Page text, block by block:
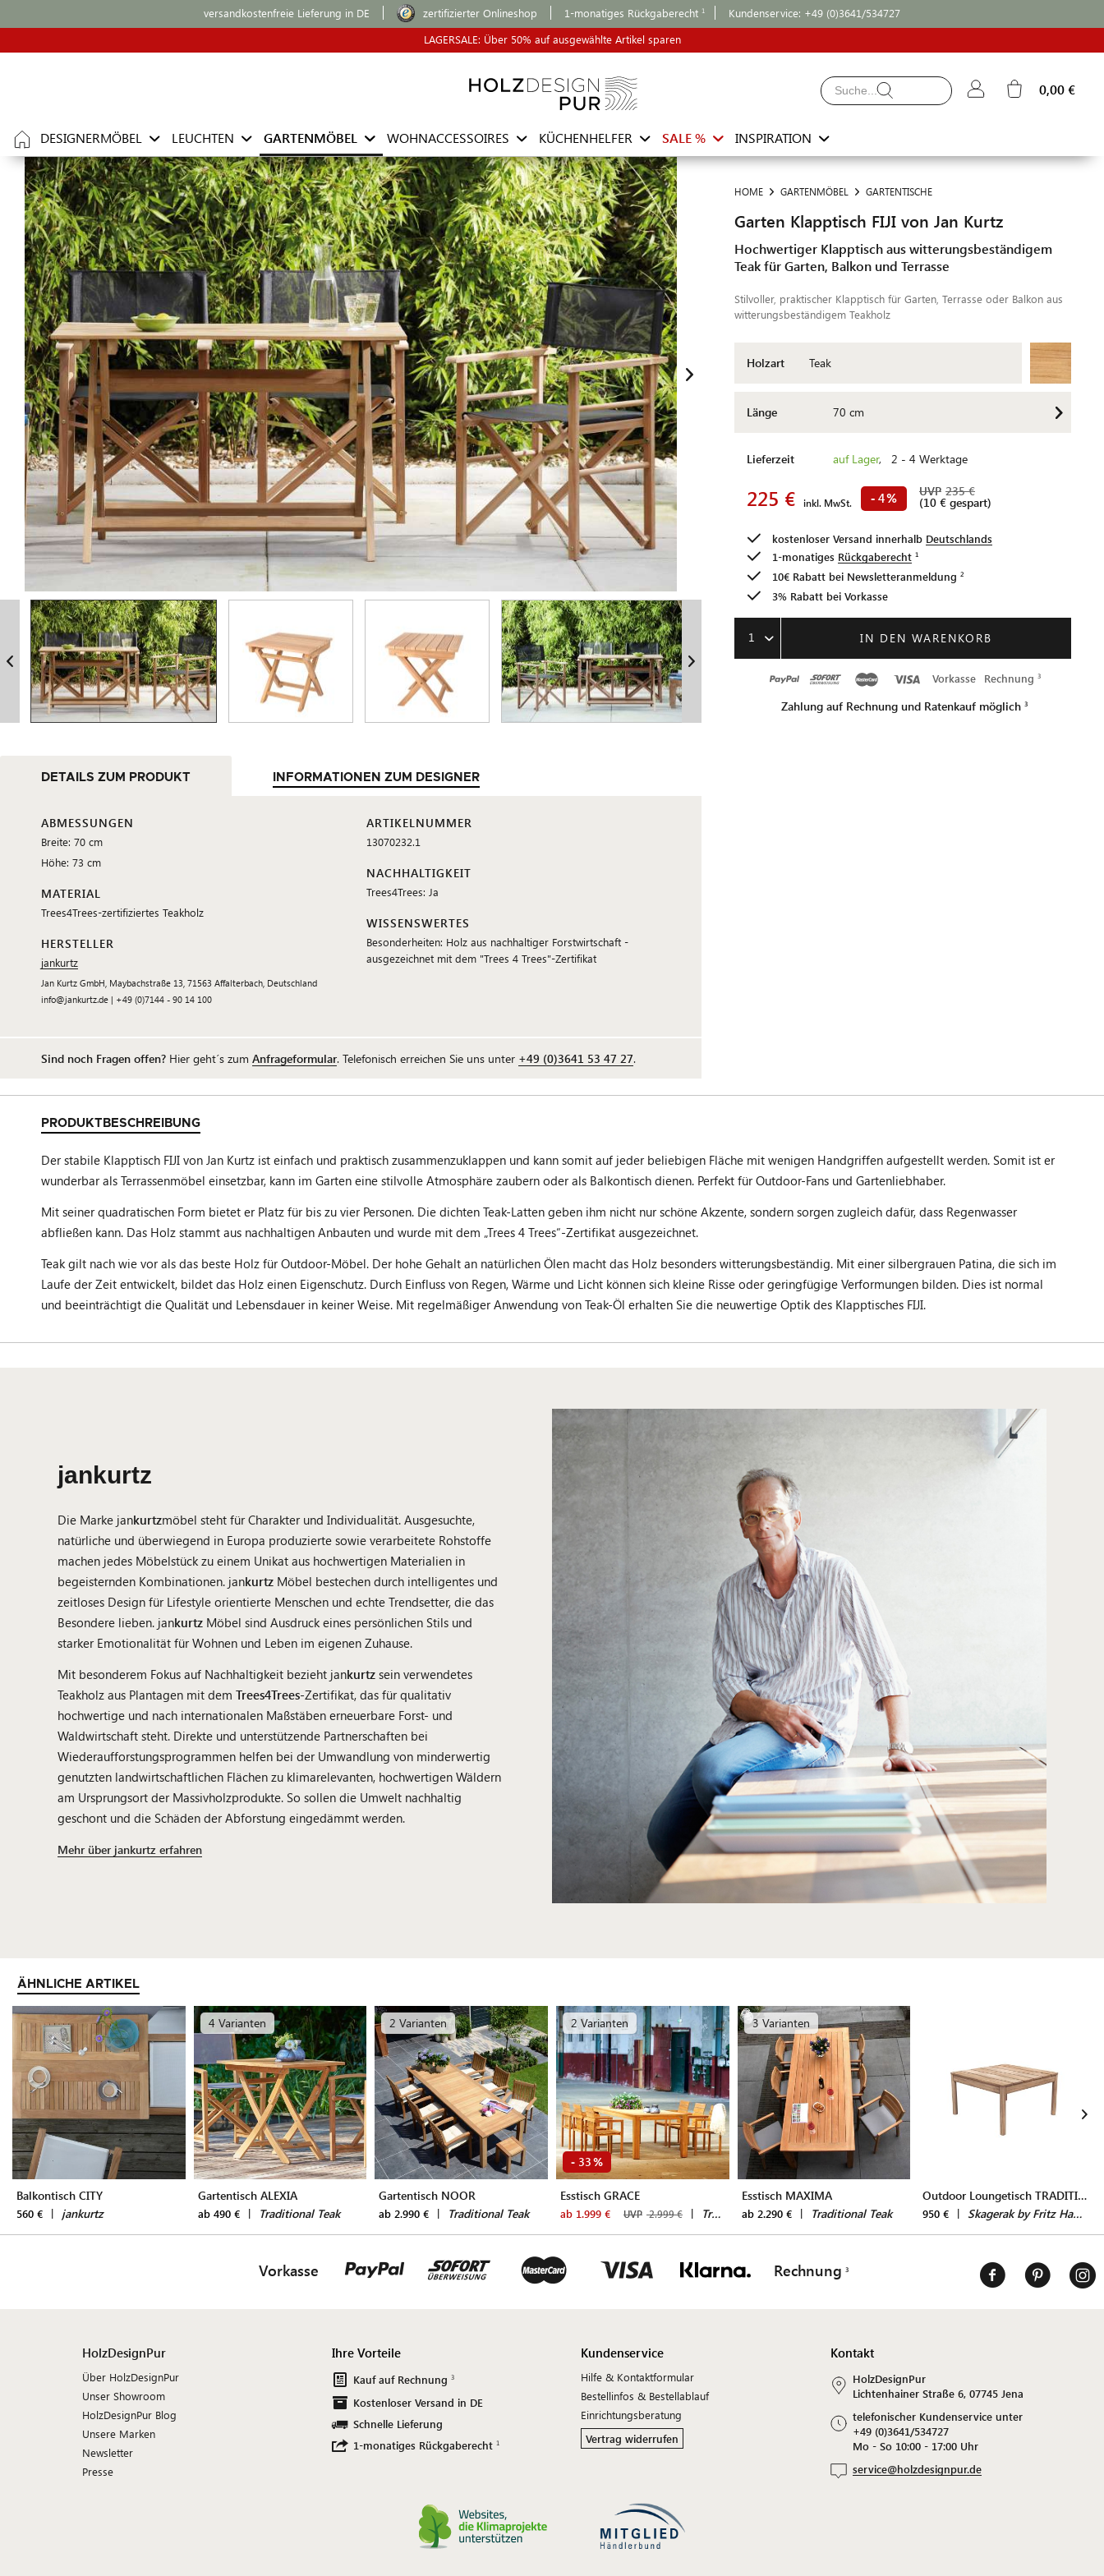
versandkostenfreie Lieferung in DE zertifizierter Onlineshop 1-monatiges Rückgaberecht Kundenservice: +49 (0)3641/534727
LAGERSALE: Über 50% auf ausgewählte Artikel sparen
0,00 €
DESIGNERMÖBEL LEUCHTEN GARTENMÖBEL WOHNACCESSOIRES KÜCHENHELFER SALE % INSPIRATION
HOME GARTENMÖBEL GARTENTISCHE
Garten Klapptisch FIJI von Jan Kurtz
Hochwertiger Klapptisch aus witterungsbeständigem
Teak für Garten, Balkon und Terrasse
Stilvoller, praktischer Klapptisch für Garten, Terrasse oder Balkon aus
witterungsbeständigem Teakholz
Holzart Teak
Länge 70 cm
Lieferzeit auf Lager, 2 - 4 Werktage
225 € inkl. MwSt. - 4%
UVP 235 €
(10 € gespart)
kostenloser Versand innerhalb Deutschlands
1-monatiges Rückgaberecht
10€ Rabatt bei Newsletteranmeldung
3% Rabatt bei Vorkasse
1 IN DEN WARENKORB
Vorkasse Rechnung
Zahlung auf Rechnung und Ratenkauf möglich
DETAILS ZUM PRODUKT INFORMATIONEN ZUM DESIGNER
ABMESSUNGEN
Breite: 70 cm
Höhe: 73 cm
MATERIAL
Trees4Trees-zertifiziertes Teakholz
HERSTELLER
jankurtz
Jan Kurtz GmbH, Maybachstraße 13, 71563 Affalterbach, Deutschland
info@jankurtz.de | +49 (0)7144 - 90 14 100
ARTIKELNUMMER
13070232.1
NACHHALTIGKEIT
Trees4Trees: Ja
WISSENSWERTES
Besonderheiten: Holz aus nachhaltiger Forstwirtschaft -
ausgezeichnet mit dem "Trees 4 Trees"-Zertifikat
Sind noch Fragen offen? Hier geht´s zum Anfrageformular. Telefonisch erreichen Sie uns unter +49 (0)3641 53 47 27.
PRODUKTBESCHREIBUNG
Der stabile Klapptisch FIJI von Jan Kurtz ist einfach und praktisch zusammenzuklappen und kann somit auf jeder beliebigen Fläche mit wenigen Handgriffen aufgestellt werden. Somit ist er
wunderbar als Terrassenmöbel einsetzbar, kann im Garten eine stilvolle Atmosphäre zaubern oder als Balkontisch dienen. Perfekt für Outdoor-Fans und Gartenliebhaber.
Mit seiner quadratischen Form bietet er Platz für bis zu vier Personen. Die dichten Teak-Latten geben ihm nicht nur schöne Akzente, sondern sorgen zugleich dafür, dass Regenwasser
abfließen kann. Das Holz stammt aus nachhaltigen Anbauten und wurde mit dem „Trees 4 Trees“-Zertifikat ausgezeichnet.
Teak gilt nach wie vor als das beste Holz für Outdoor-Möbel. Der hohe Gehalt an natürlichen Ölen macht das Holz besonders witterungsbeständig. Mit einer silbergrauen Patina, die sich im
Laufe der Zeit entwickelt, bildet das Holz einen Eigenschutz. Durch Einfluss von Regen, Wärme und Licht können sich kleine Risse oder geringfügige Verformungen bilden. Dies ist normal
und beeinträchtigt die Qualität und Lebensdauer in keiner Weise. Mit regelmäßiger Anwendung von Teak-Öl erhalten Sie die neuwertige Optik des Klapptisches FIJI.
jankurtz
Die Marke jankurtzmöbel steht für Charakter und Individualität. Ausgesuchte,
natürliche und überwiegend in Europa produzierte sowie verarbeitete Rohstoffe
machen jedes Möbelstück zu einem Unikat aus hochwertigen Materialien in
begeisternden Kombinationen. jankurtz Möbel bestechen durch intelligentes und
zeitloses Design für Lifestyle orientierte Menschen und echte Trendsetter, die das
Besondere lieben. jankurtz Möbel sind Ausdruck eines persönlichen Stils und
starker Emotionalität für Wohnen und Leben im eigenen Zuhause.
Mit besonderem Fokus auf Nachhaltigkeit bezieht jankurtz sein verwendetes
Teakholz aus Plantagen mit dem Trees4Trees-Zertifikat, das für qualitativ
hochwertige und nach internationalen Maßstäben erneuerbare Forst- und
Waldwirtschaft steht. Direkte und unterstützende Partnerschaften bei
Wiederaufforstungsprogrammen helfen bei der Umwandlung von minderwertig
genutzten landwirtschaftlichen Flächen zu klimarelevanten, hochwertigen Wäldern
am Ursprungsort der Massivholzprodukte. So sollen die Umwelt nachhaltig
geschont und die Schäden der Abforstung eingedämmt werden.
Mehr über jankurtz erfahren
ÄHNLICHE ARTIKEL
Balkontisch CITY
560 € | jankurtz
4 Varianten
Gartentisch ALEXIA
ab 490 € | Traditional Teak
2 Varianten
Gartentisch NOOR
ab 2.990 € | Traditional Teak
2 Varianten
- 33 %
Esstisch GRACE
ab 1.999 € UVP 2.999 € | Traditional Teak
3 Varianten
Esstisch MAXIMA
ab 2.290 € | Traditional Teak
Outdoor Loungetisch TRADITION LOUNGE TABLE HIGH
950 € | Skagerak by Fritz Hansen
Vorkasse Rechnung
HolzDesignPur
Über HolzDesignPur
Unser Showroom
HolzDesignPur Blog
Unsere Marken
Newsletter
Presse
Ihre Vorteile
Kauf auf Rechnung
Kostenloser Versand in DE
Schnelle Lieferung
1-monatiges Rückgaberecht
Kundenservice
Hilfe & Kontaktformular
Bestellinfos & Bestellablauf
Einrichtungsberatung
Vertrag widerrufen
Kontakt
HolzDesignPur
Lichtenhainer Straße 6, 07745 Jena
telefonischer Kundenservice unter
+49 (0)3641/534727
Mo - So 10:00 - 17:00 Uhr
service@holzdesignpur.de